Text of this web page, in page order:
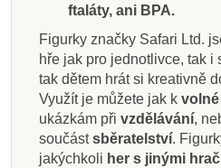
ftaláty, ani BPA.
Figurky značky Safari Ltd.
hře jak pro jednotlivce, tak i
tak dětem hrát si kreativně
Využít je můžete jak k
ukázkám při vzdělávání,
součástsběratelství.
jakýchkoli her s jinými